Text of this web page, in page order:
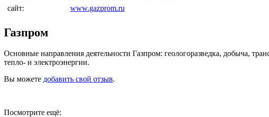
сайт:
www.gazprom.ru
Газпром
Основные направления деятельности Газпром: геологоразведка, добыча,
тепло- и электроэнергии.
Вы можете добавить свой отзыв.
Посмотрите ещё: